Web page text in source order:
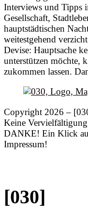
Interviews und Tipps
Gesellschaft,
hauptstädtischen
weitestgehend
Devise: Hauptsache
unterstützen möchte,
zukommen lassen.
Copyright 2026 –
Keine
DANKE! Ein Klick
Impressum!
[030]